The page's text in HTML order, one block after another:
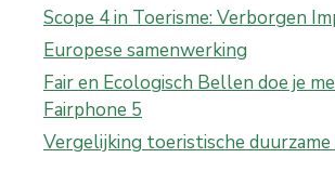
Scope 4 in Toerisme: Verborgen
Europese samenwerking
Fair en Ecologisch Bellen doe je
Fairphone 5
Vergelijking toeristische